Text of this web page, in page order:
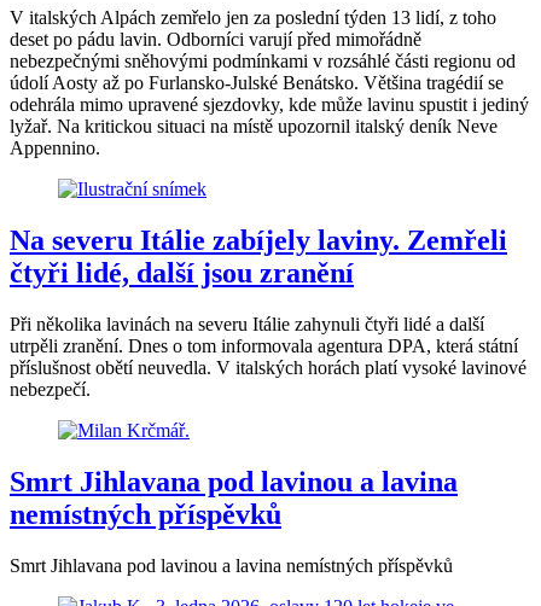
V italských Alpách zemřelo jen za poslední týden 13 lidí, z toho
deset po pádu lavin. Odborníci varují před mimořádně
nebezpečnými sněhovými podmínkami v rozsáhlé části regionu od
údolí Aosty až po Furlansko-Julské Benátsko. Většina tragédií se
odehrála mimo upravené sjezdovky, kde může lavinu spustit i jediný
lyžař. Na kritickou situaci na místě upozornil italský deník Neve
Appennino.
Na severu Itálie zabíjely laviny. Zemřeli
čtyři lidé, další jsou zranění
Při několika lavinách na severu Itálie zahynuli čtyři lidé a další
utrpěli zranění. Dnes o tom informovala agentura DPA, která státní
příslušnost obětí neuvedla. V italských horách platí vysoké lavinové
nebezpečí.
Smrt Jihlavana pod lavinou a lavina
nemístných příspěvků
Smrt Jihlavana pod lavinou a lavina nemístných příspěvků